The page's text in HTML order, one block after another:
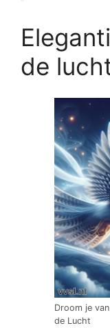
de
Droom je
de Lucht